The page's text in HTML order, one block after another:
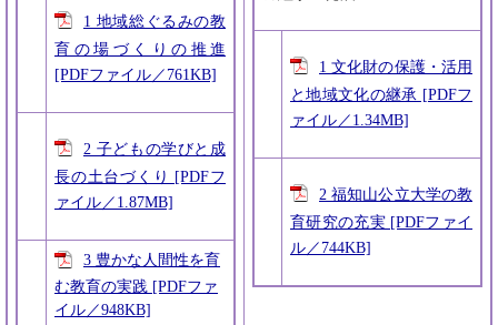
1 地域総ぐるみの教
育の場づくりの推進
[PDFファイル／761KB]
2 子どもの学びと成
長の土台づくり [PDFフ
ァイル／1.87MB]
3 豊かな人間性を育
む教育の実践 [PDFファ
イル／948KB]
1 文化財の保護・活用
と地域文化の継承 [PDFフ
ァイル／1.34MB]
2 福知山公立大学の教
育研究の充実 [PDFファイ
ル／744KB]